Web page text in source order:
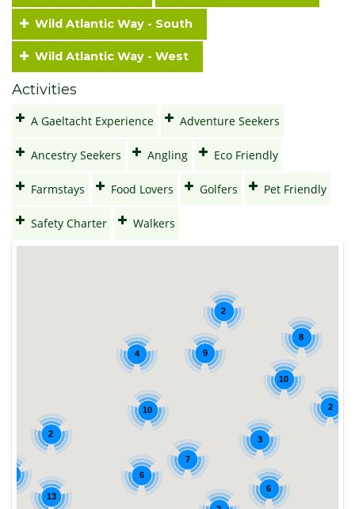
Wild Atlantic Way - South
Wild Atlantic Way - West
Activities
A Gaeltacht Experience Adventure Seekers
Ancestry Seekers Angling Eco Friendly
Farmstays Food Lovers Golfers Pet Friendly
Safety Charter Walkers
10
9
13
6
6
2
4
7
3
10
8
2
2